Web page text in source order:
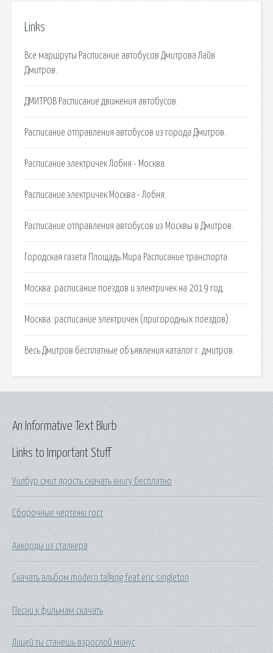
Links
Все маршруты Расписание автобусов Дмитрова Лайв
Дмитров.
ДМИТРОВ Расписание движения автобусов.
Расписание отправления автобусов из города Дмитров.
Расписание электричек Лобня - Москва.
Расписание электричек Москва - Лобня.
Расписание отправления автобусов из Москвы в Дмитров.
Городская газета Площадь Мира Расписание транспорта.
Москва: расписание поездов и электричек на 2019 год.
Москва: расписание электричек (пригородных поездов).
Весь Дмитров бесплатные объявления каталог г. дмитров.
Links to Important Stuff
Уилбур смит ярость скачать книгу бесплатно
Сборочные чертежи гост
Аккорды из сталкера
Скачать альбом modern talking feat eric singleton
Песни к фильмам скачать
Лицей ты станешь взрослой минус
An Informative Text Blurb